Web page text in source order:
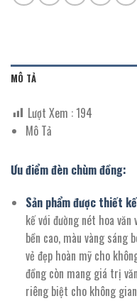
MÔ TẢ
Lượt Xem :194
Mô Tả
Ưu điểm đèn chùm đồng:
Sản phẩm được thiết
kế với đường nét hoa
bền cao, màu vàng sáng
vẻ đẹp hoàn mỹ cho
đồng còn mang giá trị
riêng biệt cho không